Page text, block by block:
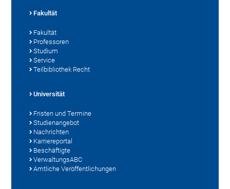
Fakultät
Fakultät
Professoren
Studium
Service
Teilbibliothek Recht
Universität
Fristen und Termine
Studienangebot
Nachrichten
Karriereportal
Beschäftigte
VerwaltungsABC
Amtliche Veröffentlichungen